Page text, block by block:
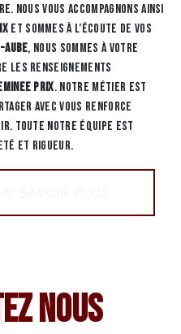
Nous vous accompagnons ainsi
et sommes à l’écoute de vos
, nous sommes à votre
les renseignements
prix. Notre métier est
avec vous renforce
Toute notre équipe est
et rigueur.
nous